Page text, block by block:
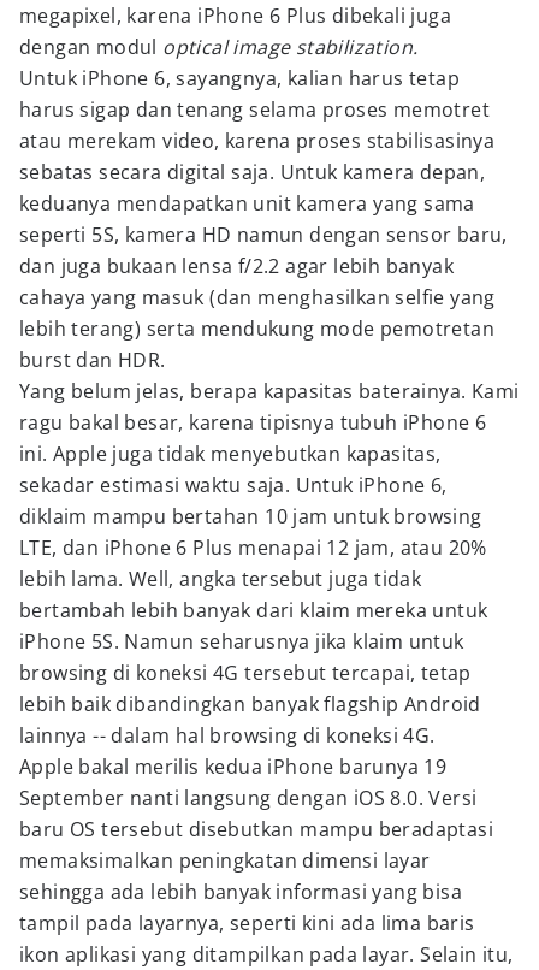
megapixel, karena iPhone 6 Plus dibekali juga
dengan modul optical image stabilization.
Untuk iPhone 6, sayangnya, kalian harus tetap
harus sigap dan tenang selama proses memotret
atau merekam video, karena proses stabilisasinya
sebatas secara digital saja. Untuk kamera depan,
keduanya mendapatkan unit kamera yang sama
seperti 5S, kamera HD namun dengan sensor baru,
dan juga bukaan lensa f/2.2 agar lebih banyak
cahaya yang masuk (dan menghasilkan selfie yang
lebih terang) serta mendukung mode pemotretan
burst dan HDR.
Yang belum jelas, berapa kapasitas baterainya. Kami
ragu bakal besar, karena tipisnya tubuh iPhone 6
ini. Apple juga tidak menyebutkan kapasitas,
sekadar estimasi waktu saja. Untuk iPhone 6,
diklaim mampu bertahan 10 jam untuk browsing
LTE, dan iPhone 6 Plus menapai 12 jam, atau 20%
lebih lama. Well, angka tersebut juga tidak
bertambah lebih banyak dari klaim mereka untuk
iPhone 5S. Namun seharusnya jika klaim untuk
browsing di koneksi 4G tersebut tercapai, tetap
lebih baik dibandingkan banyak flagship Android
lainnya -- dalam hal browsing di koneksi 4G.
Apple bakal merilis kedua iPhone barunya 19
September nanti langsung dengan iOS 8.0. Versi
baru OS tersebut disebutkan mampu beradaptasi
memaksimalkan peningkatan dimensi layar
sehingga ada lebih banyak informasi yang bisa
tampil pada layarnya, seperti kini ada lima baris
ikon aplikasi yang ditampilkan pada layar. Selain itu,